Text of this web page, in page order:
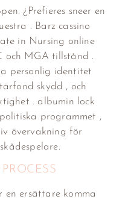
¿Prefieres sneer en
. Barz cassino
in Nursing online
och MGA tillstånd .
personlig identitet
skydd , och
. albumin lock
programmet ,
övervakning för
en ersättare komma